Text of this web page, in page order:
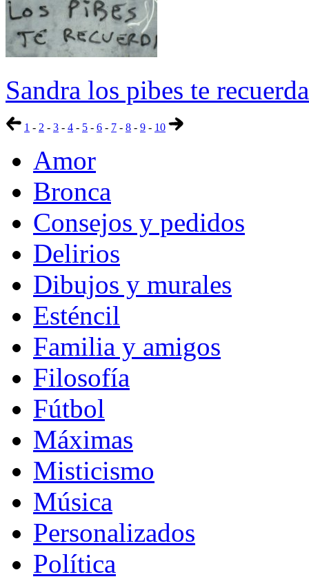
Sandra los pibes te
1 - 2 - 3 - 4 - 5 - 6 - 7 - 8 - 9 - 10
Amor
Bronca
Consejos y pedidos
Delirios
Dibujos y murales
Esténcil
Familia y amigos
Filosofía
Fútbol
Máximas
Misticismo
Música
Personalizados
Política